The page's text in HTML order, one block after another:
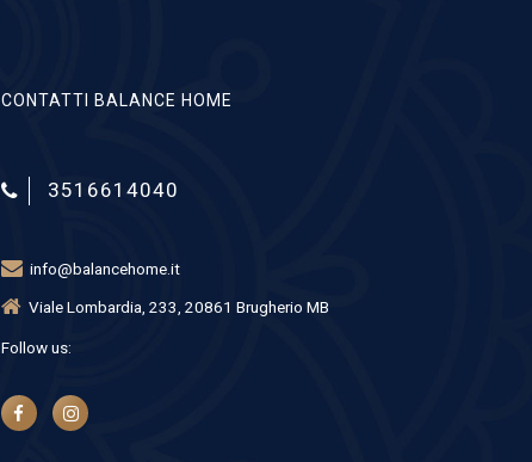
CONTATTI BALANCE HOME
3516614040
info@balancehome.it
Viale Lombardia, 233, 20861 Brugherio MB
Follow us: